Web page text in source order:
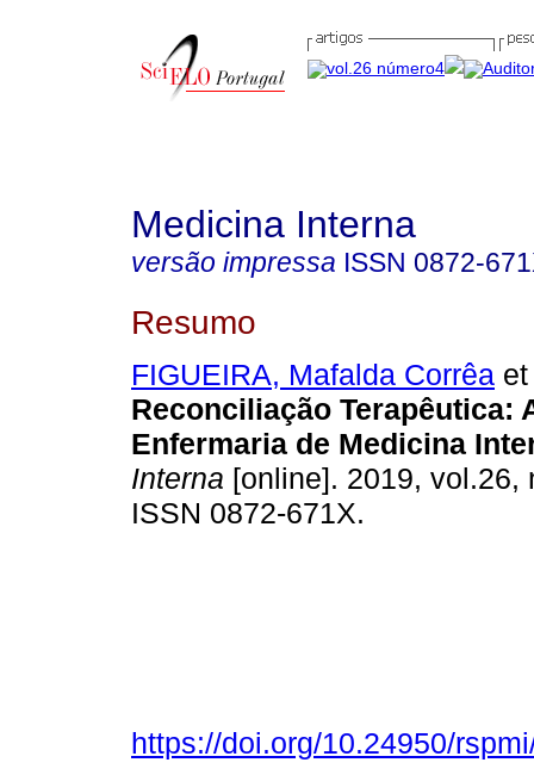
Medicina Interna
versão impressa ISSN 0872-
Resumo
FIGUEIRA, Mafalda Corrêa
Reconciliação Terapêutica:
Enfermaria de Medicina
Interna [online]. 2019, vol.26,
ISSN 0872-671X.
https://doi.org/10.24950/